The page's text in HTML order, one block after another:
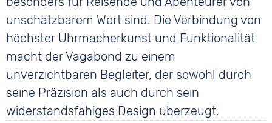
unschätzbarem Wert sind. Die Verbindung von
höchster Uhrmacherkunst und Funktionalität
macht der Vagabond zu einem
unverzichtbaren Begleiter, der sowohl durch
seine Präzision als auch durch sein
widerstandsfähiges Design überzeugt.